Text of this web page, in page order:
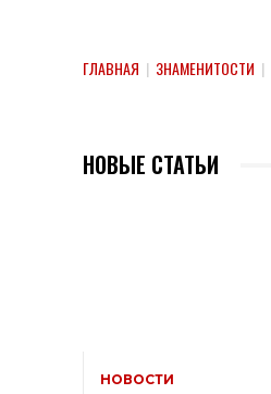
ГЛАВНАЯ | ЗНАМЕНИТОСТИ |
НОВЫЕ СТАТЬИ
НОВОСТИ